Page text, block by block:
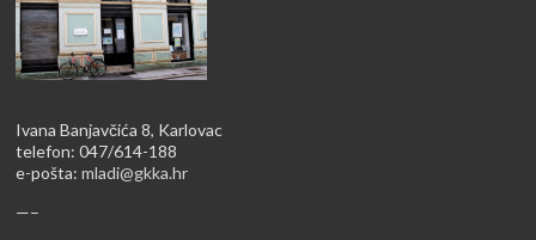
Ivana Banjavčića 8, Karlovac
telefon: 047/614-188
e-pošta:mladi@gkka.hr
—–